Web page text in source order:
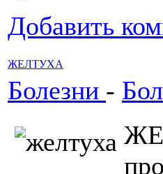
Добавить
ЖЕЛТУХА
Болезни -